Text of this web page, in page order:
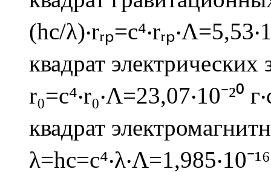
(hc/
квадрат электрических
r₀=c⁴‧r₀‧Λ=23,07‧10⁻²⁰
квадрат